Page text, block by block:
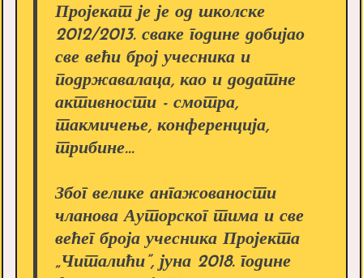
Пројекат је је од школске
2012/2013. сваке године добијао
све већи број учесника и
подржавалаца, као и додатне
активности - смотра,
такмичење, конференција,
трибине...
Због велике ангажованости
чланова Ауторског тима и све
већег броја учесника Пројекта
„Читалићи”, јуна 2018. године